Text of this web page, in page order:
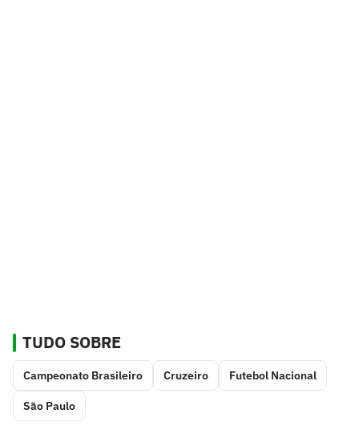
TUDO SOBRE
Campeonato Brasileiro Cruzeiro Futebol Nacional
São Paulo